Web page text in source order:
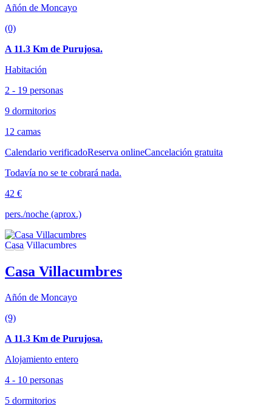
Añón de Moncayo
(0)
A 11.3 Km de Purujosa.
Habitación
2 - 19 personas
9 dormitorios
12 camas
Calendario verificadoReserva onlineCancelación gratuita
Todavía no se te cobrará nada.
42 €
pers./noche (aprox.)
Casa Villacumbres
Añón de Moncayo
(9)
A 11.3 Km de Purujosa.
Alojamiento entero
4 - 10 personas
5 dormitorios